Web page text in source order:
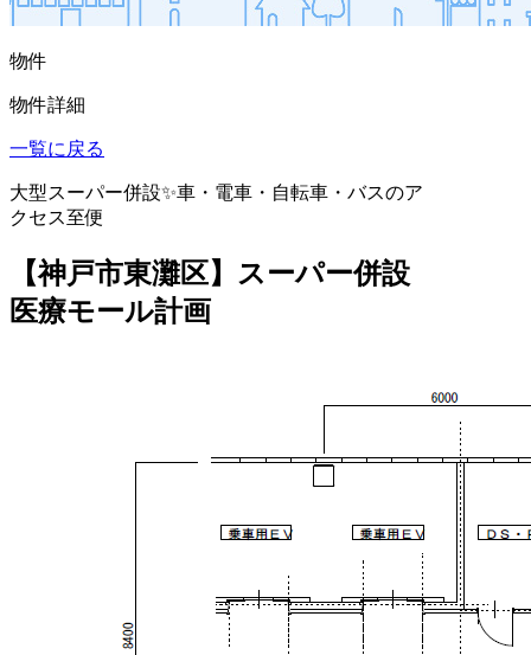
物件
物件詳細
一覧に戻る
大型スーパー併設✨車・電車・自転車・バスのア
クセス至便
【神戸市東灘区】スーパー併設
医療モール計画